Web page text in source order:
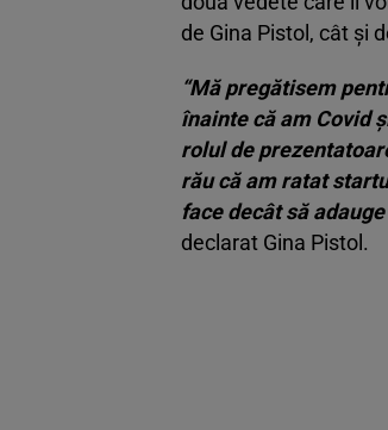
de Gina Pistol, cât și
“Mă pregătisem
înainte că am Covid
rolul de
rău că am ratat
face decât să
declarat Gina Pistol.